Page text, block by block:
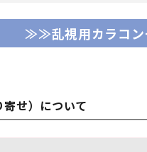
≫≫乱視用カラコン
せ）について